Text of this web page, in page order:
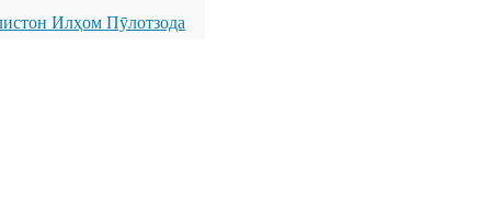
Илҳом Пӯлотзода